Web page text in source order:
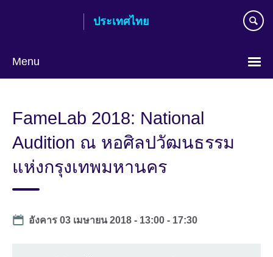
ประเทศไทย
Menu
FameLab 2018: National
Audition ณ หอศิลปวัฒนธรรม
แห่งกรุงเทพมหานคร
Date
อังคาร 03 เมษายน 2018 - 13:00 - 17:30